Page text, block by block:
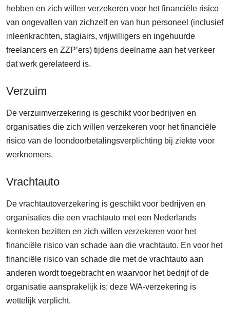
hebben en zich willen verzekeren voor het financiële risico
van ongevallen van zichzelf en van hun personeel (inclusief
inleenkrachten, stagiairs, vrijwilligers en ingehuurde
freelancers en ZZP’ers) tijdens deelname aan het verkeer
dat werk gerelateerd is.
Verzuim
De verzuimverzekering is geschikt voor bedrijven en
organisaties die zich willen verzekeren voor het financiële
risico van de loondoorbetalingsverplichting bij ziekte voor
werknemers.
Vrachtauto
De vrachtautoverzekering is geschikt voor bedrijven en
organisaties die een vrachtauto met een Nederlands
kenteken bezitten en zich willen verzekeren voor het
financiële risico van schade aan die vrachtauto. En voor het
financiële risico van schade die met de vrachtauto aan
anderen wordt toegebracht en waarvoor het bedrijf of de
organisatie aansprakelijk is; deze WA-verzekering is
wettelijk verplicht.